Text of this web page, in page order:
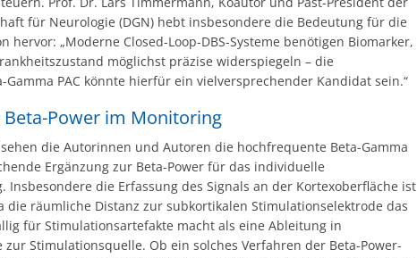
für Neurologie (DGN) hebt insbesondere die Bedeutung für die
hervor: „Moderne Closed-Loop-DBS-Systeme benötigen Biomarker,
möglichst präzise widerspiegeln – die
Gamma PAC könnte hierfür ein vielversprechender Kandidat sein.“
Beta-Power im Monitoring
die Autorinnen und Autoren die hochfrequente Beta-Gamma
Ergänzung zur Beta-Power für das individuelle
Insbesondere die Erfassung des Signals an der Kortexoberfläche ist
die räumliche Distanz zur subkortikalen Stimulationselektrode das
für Stimulationsartefakte macht als eine Ableitung in
Stimulationsquelle. Ob ein solches Verfahren der Beta-Power-